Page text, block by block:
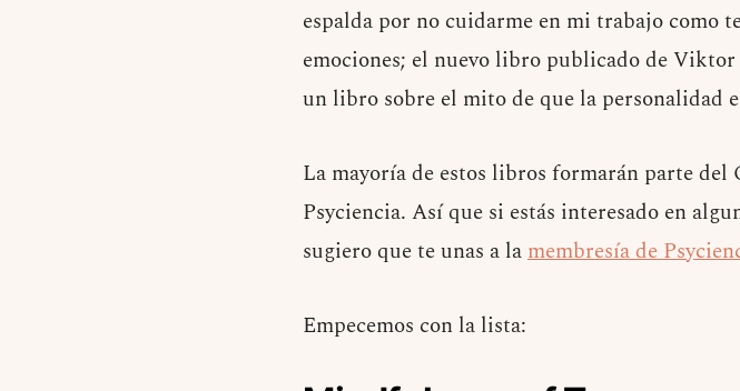
espalda por no cuidarme en mi trabajo como
emociones; el nuevo libro publicado de
un libro sobre el mito de que la personalidad
La mayoría de estos libros formarán parte
Psyciencia. Así que si estás interesado en
sugiero que te unas a lamembresía de
Empecemos con la lista: